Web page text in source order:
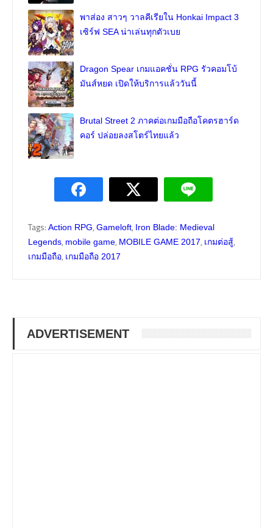
พาส่อง สาวๆ วาลคีเรียใน Honkai Impact 3
เซิร์ฟ SEA น่าเล่นทุกตัวเบย
Dragon Spear เกมแอคชั่น RPG รัวคอมโบ้
มันส์หยด เปิดให้บริการแล้ววันนี้
Brutal Street 2 ภาคต่อเกมมือถือโคตรฮาร์ด
คอร์ ปล่อยลงสโตร์ไทยแล้ว
Tags: Action RPG, Gameloft, Iron Blade: Medieval
Legends, mobile game, MOBILE GAME 2017, เกมต่อสู้,
เกมมือถือ, เกมมือถือ 2017
ADVERTISEMENT